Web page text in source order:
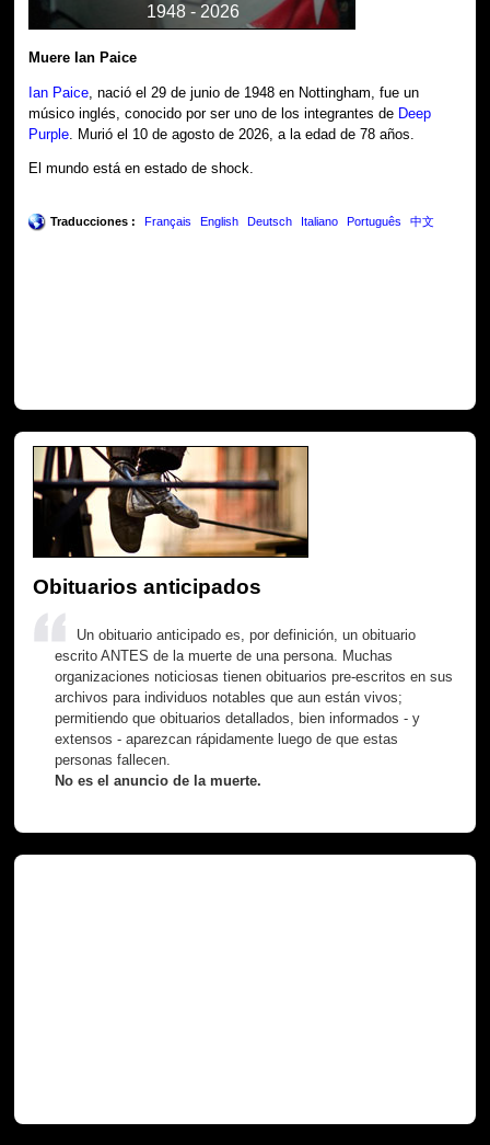
1948 - 2026
Muere Ian Paice
Ian Paice , nació el 29 de junio de 1948 en Nottingham, fue un
músico inglés, conocido por ser uno de los integrantes de Deep
Purple . Murió el 10 de agosto de 2026, a la edad de 78 años.
El mundo está en estado de shock.
Traducciones : Français English Deutsch Italiano Português 中文
Obituarios anticipados
Un obituario anticipado es, por definición, un obituario
escrito ANTES de la muerte de una persona. Muchas
organizaciones noticiosas tienen obituarios pre-escritos en sus
archivos para individuos notables que aun están vivos;
permitiendo que obituarios detallados, bien informados - y
extensos - aparezcan rápidamente luego de que estas
personas fallecen.
No es el anuncio de la muerte.